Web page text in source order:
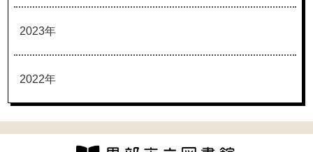
2023年
2022年